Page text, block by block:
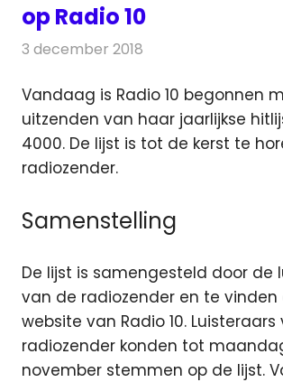
op Radio 10
3 december 2018
Vandaag is Radio 10 begonnen
uitzenden van haar jaarlijkse
4000. De lijst is tot de kerst te
radiozender.
Samenstelling
De lijst is samengesteld door de
van de radiozender en te vinden
website van Radio 10.
radiozender konden tot
november stemmen op de lijst.